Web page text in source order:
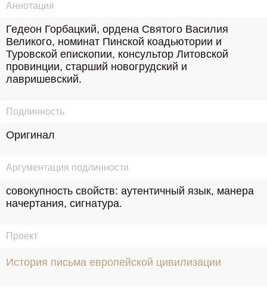
Аннотация
Гедеон Горбацкий, ордена Святого Василия
Великого, номинат Пинской коадьютории и
Туровской епископии, консультор Литовской
провинции, старший новогрудский и
лавришевский.
Подлинность
Оригинал
Аргументация подлинности
совокупность свойств: аутентичный язык, манера
начертания, сигнатура.
Проект
История письма европейской цивилизации